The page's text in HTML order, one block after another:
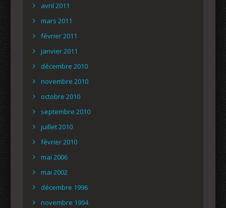
avril 2011
mars 2011
février 2011
janvier 2011
décembre 2010
novembre 2010
octobre 2010
septembre 2010
juillet 2010
février 2010
mai 2006
mai 2002
décembre 1996
novembre 1994